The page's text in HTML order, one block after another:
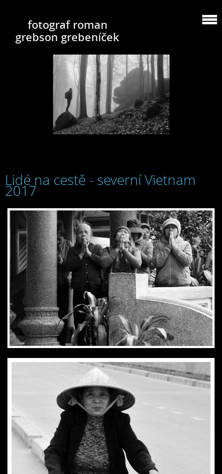
fotograf roman
grebson grebeníček
Lidé na cestě - severní Vietnam
2017